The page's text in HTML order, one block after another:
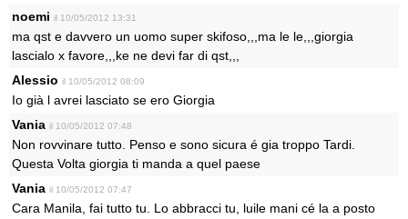
noemi il 10/05/2012 13:31
ma qst e davvero un uomo super skifoso,,,ma le le,,,giorgia
lascialo x favore,,,ke ne devi far di qst,,,
Alessio il 10/05/2012 08:09
Io già l avrei lasciato se ero Giorgia
Vania il 10/05/2012 07:48
Non rovvinare tutto. Penso e sono sicura é gia troppo Tardi.
Questa Volta giorgia ti manda a quel paese
Vania il 10/05/2012 07:47
Cara Manila, fai tutto tu. Lo abbracci tu, luile mani cé la a posto